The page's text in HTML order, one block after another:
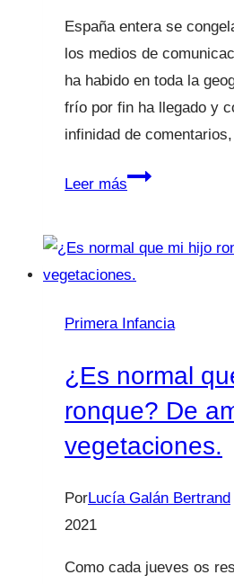
España entera se
los medios de
ha habido en toda la
frío por fin ha llegado y
infinidad de
Leer másVerdades
en
torno
los
niños.
Primera Infancia
¿Es normal
ronque? De
vegetaciones.
PorLucía Galán Bertrand
2021
Como cada jueves os